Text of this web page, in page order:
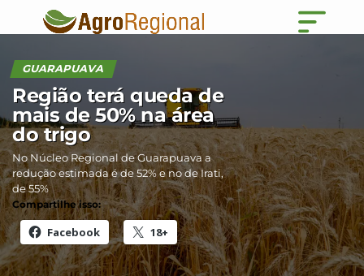
GUARAPUAVA
Região terá queda de
mais de 50% na área
do trigo
No Núcleo Regional de Guarapuava a
redução estimada é de 52% e no de Irati,
de 55%
Compartilhe isso:
Facebook 18+